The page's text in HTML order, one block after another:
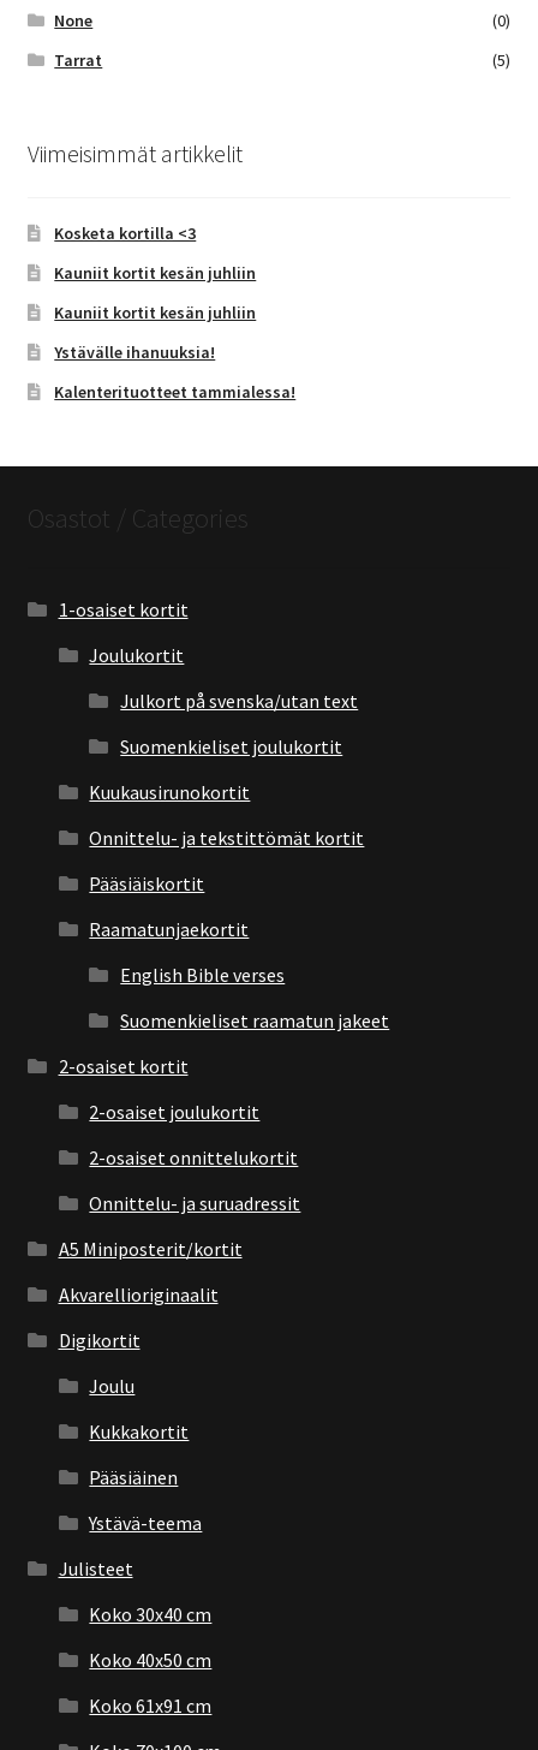
None
(0)
Tarrat
(5)
Viimeisimmät artikkelit
Kosketa kortilla <3
Kauniit kortit kesän juhliin
Kauniit kortit kesän juhliin
Ystävälle ihanuuksia!
Kalenterituotteet tammialessa!
Osastot / Categories
1-osaiset kortit
Joulukortit
Julkort på svenska/utan text
Suomenkieliset joulukortit
Kuukausirunokortit
Onnittelu- ja tekstittömät kortit
Pääsiäiskortit
Raamatunjaekortit
English Bible verses
Suomenkieliset raamatun jakeet
2-osaiset kortit
2-osaiset joulukortit
2-osaiset onnittelukortit
Onnittelu- ja suruadressit
A5 Miniposterit/kortit
Akvarellioriginaalit
Digikortit
Joulu
Kukkakortit
Pääsiäinen
Ystävä-teema
Julisteet
Koko 30x40 cm
Koko 40x50 cm
Koko 61x91 cm